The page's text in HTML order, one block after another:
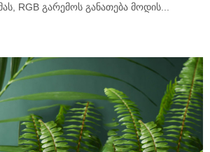
RGB გარემოს განათება მოდის...